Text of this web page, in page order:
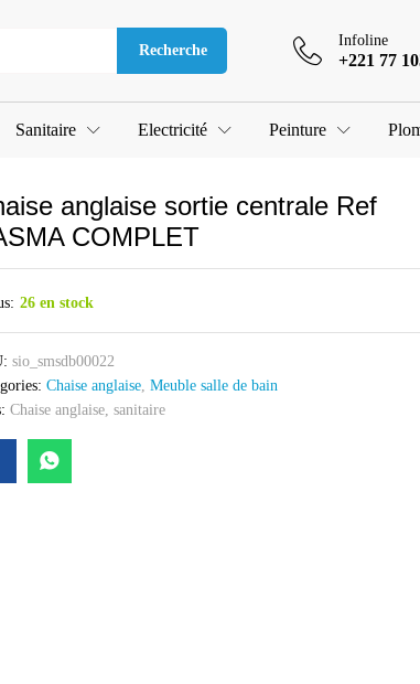
Recherche
Infoline
+221 77
Sanitaire Electricité Peinture
anglaise sortie centrale Ref
COMPLET
26 en stock
sio_smsdb00022
Chaise anglaise, Meuble salle de bain
Chaise anglaise, sanitaire